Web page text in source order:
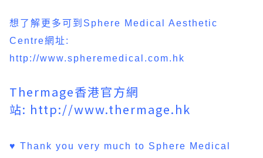
想了解更多可到Sphere Medical Aesthetic
Centre網址:
http://www.spheremedical.com.hk
Thermage香港官方網
站: http://www.thermage.hk
♥ Thank you very much to Sphere Medical